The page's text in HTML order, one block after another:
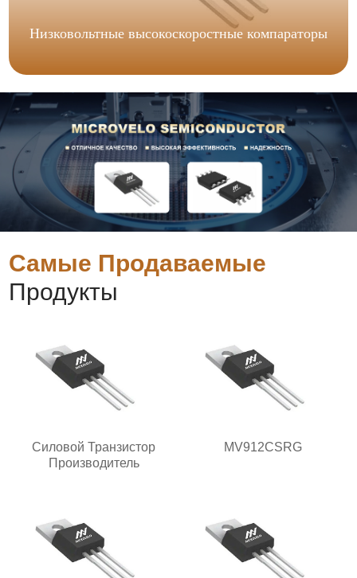
Низковольтные высокоскоростные компараторы
Самые Продаваемые
Продукты
Силовой Транзистор
Производитель
MV912CSRG